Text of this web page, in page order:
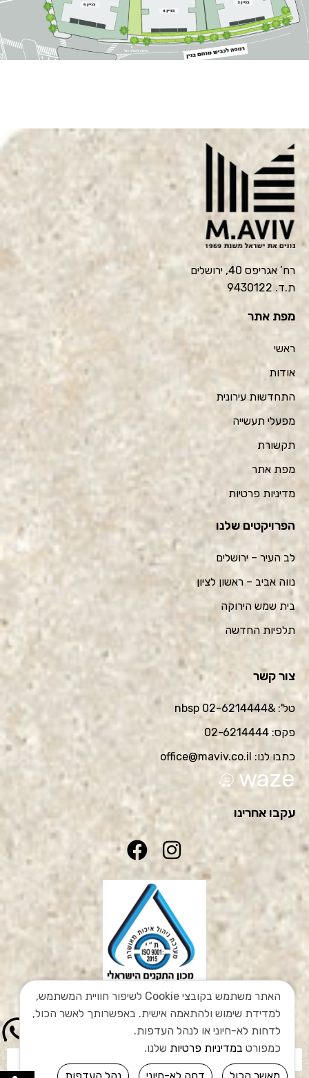
רח’ אגריפס 40, ירושלים
ת.ד. 9430122
מפת אתר
ראשי
אודות
התחדשות עירונית
מפעלי תעשייה
תקשורת
מפת אתר
מדיניות פרטיות
הפרויקטים שלנו
לב העיר – ירושלים
נווה אביב – ראשון לציון
בית שמש הירוקה
תלפיות החדשה
צור קשר
טל': &nbsp 02-6214444
פקס: 02-6214444
כתבו לנו: office@maviv.co.il
waze
עקבו אחרינו
האתר משתמש בקובצי Cookie לשיפור חוויית המשתמש,
למדידת שימוש ולהתאמה אישית. באפשרותך לאשר הכול,
לדחות לא-חיוני או לנהל העדפות.
כמפורט במדיניות פרטיות שלנו.